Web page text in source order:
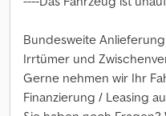
Bundesweite
Irrtümer und
Gerne nehmen wir Ihr
Finanzierung / Leasing